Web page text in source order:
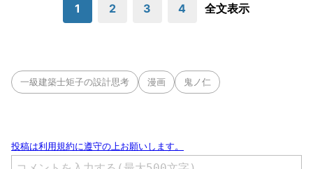
1 2 3 4 全文表示
一級建築士矩子の設計思考 漫画 鬼ノ仁